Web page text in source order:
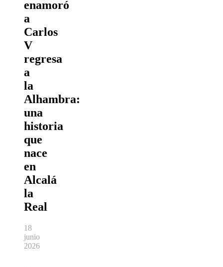
enamoró
a
Carlos
V
regresa
a
la
Alhambra:
una
historia
que
nace
en
Alcalá
la
Real
18
junio
2026